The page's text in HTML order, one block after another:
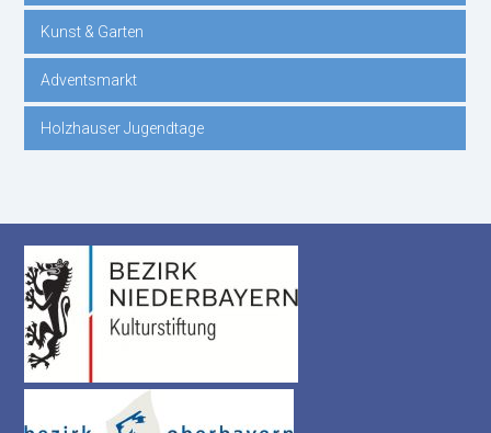
Kunst & Garten
Adventsmarkt
Holzhauser Jugendtage